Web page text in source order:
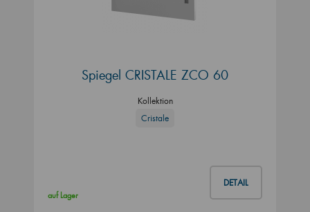
Spiegel CRISTALE ZCO 60
Kollektion
Cristale
DETAIL
auf Lager